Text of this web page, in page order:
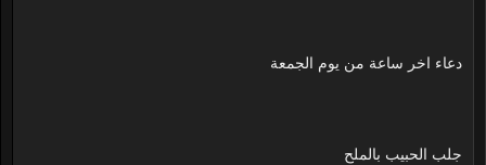
دعاء اخر ساعة من يوم الجمعة
جلب الحبيب بالملح